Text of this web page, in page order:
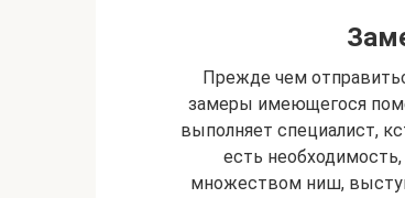
Прежде чем
замеры имеющегося
выполняет специалист,
есть
множеством ниш,